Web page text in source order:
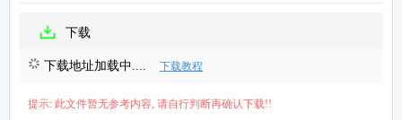
下载
下载地址加载中.... 下载教程
提示: 此文件暂无参考内容, 请自行判断再确认下载!!